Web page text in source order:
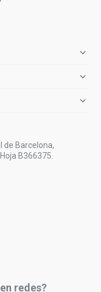



de Barcelona,
B366375.
redes?